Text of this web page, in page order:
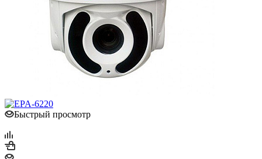
Быстрый просмотр